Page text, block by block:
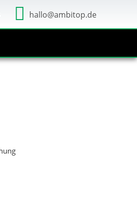
hallo@ambitop.de